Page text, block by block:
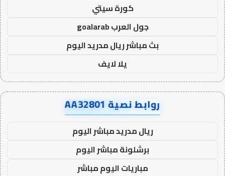
كورة سيتي
جول العرب goalarab
بث مباشر ريال مدريد اليوم
يلا لايف
روابط نصية AA32801
ريال مدريد مباشر اليوم
برشلونة مباشر اليوم
مباريات اليوم مباشر